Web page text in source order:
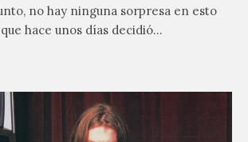
no hay ninguna sorpresa en esto
hace unos días decidió…